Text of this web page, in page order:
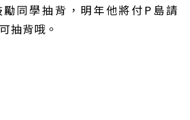
勵同學抽背，明年他將付P島請
抽背哦。